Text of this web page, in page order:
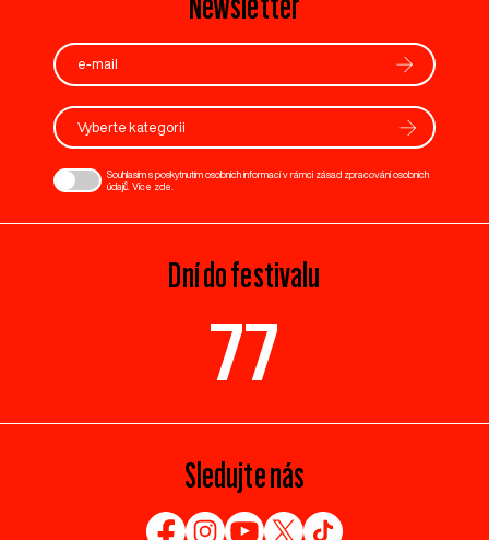
Vyberte kategorii
Souhlasím s poskytnutím osobních informací v rámci zásad zpracování osobních
údajů. Více zde
Dní do festivalu
77
Sledujte nás